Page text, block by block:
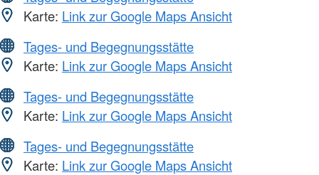
Karte: Link zur Google Maps Ansicht
Tages- und Begegnungsstätte
Karte: Link zur Google Maps Ansicht
Tages- und Begegnungsstätte
Karte: Link zur Google Maps Ansicht
Tages- und Begegnungsstätte
Karte: Link zur Google Maps Ansicht